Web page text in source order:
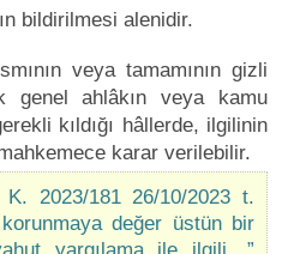
bildirilmesi alenidir.
veya tamamının gizli
genel ahlâkın veya kamu
kıldığı hâllerde, ilgilinin
karar verilebilir.
2023/181 26/10/2023 t.
değer üstün bir